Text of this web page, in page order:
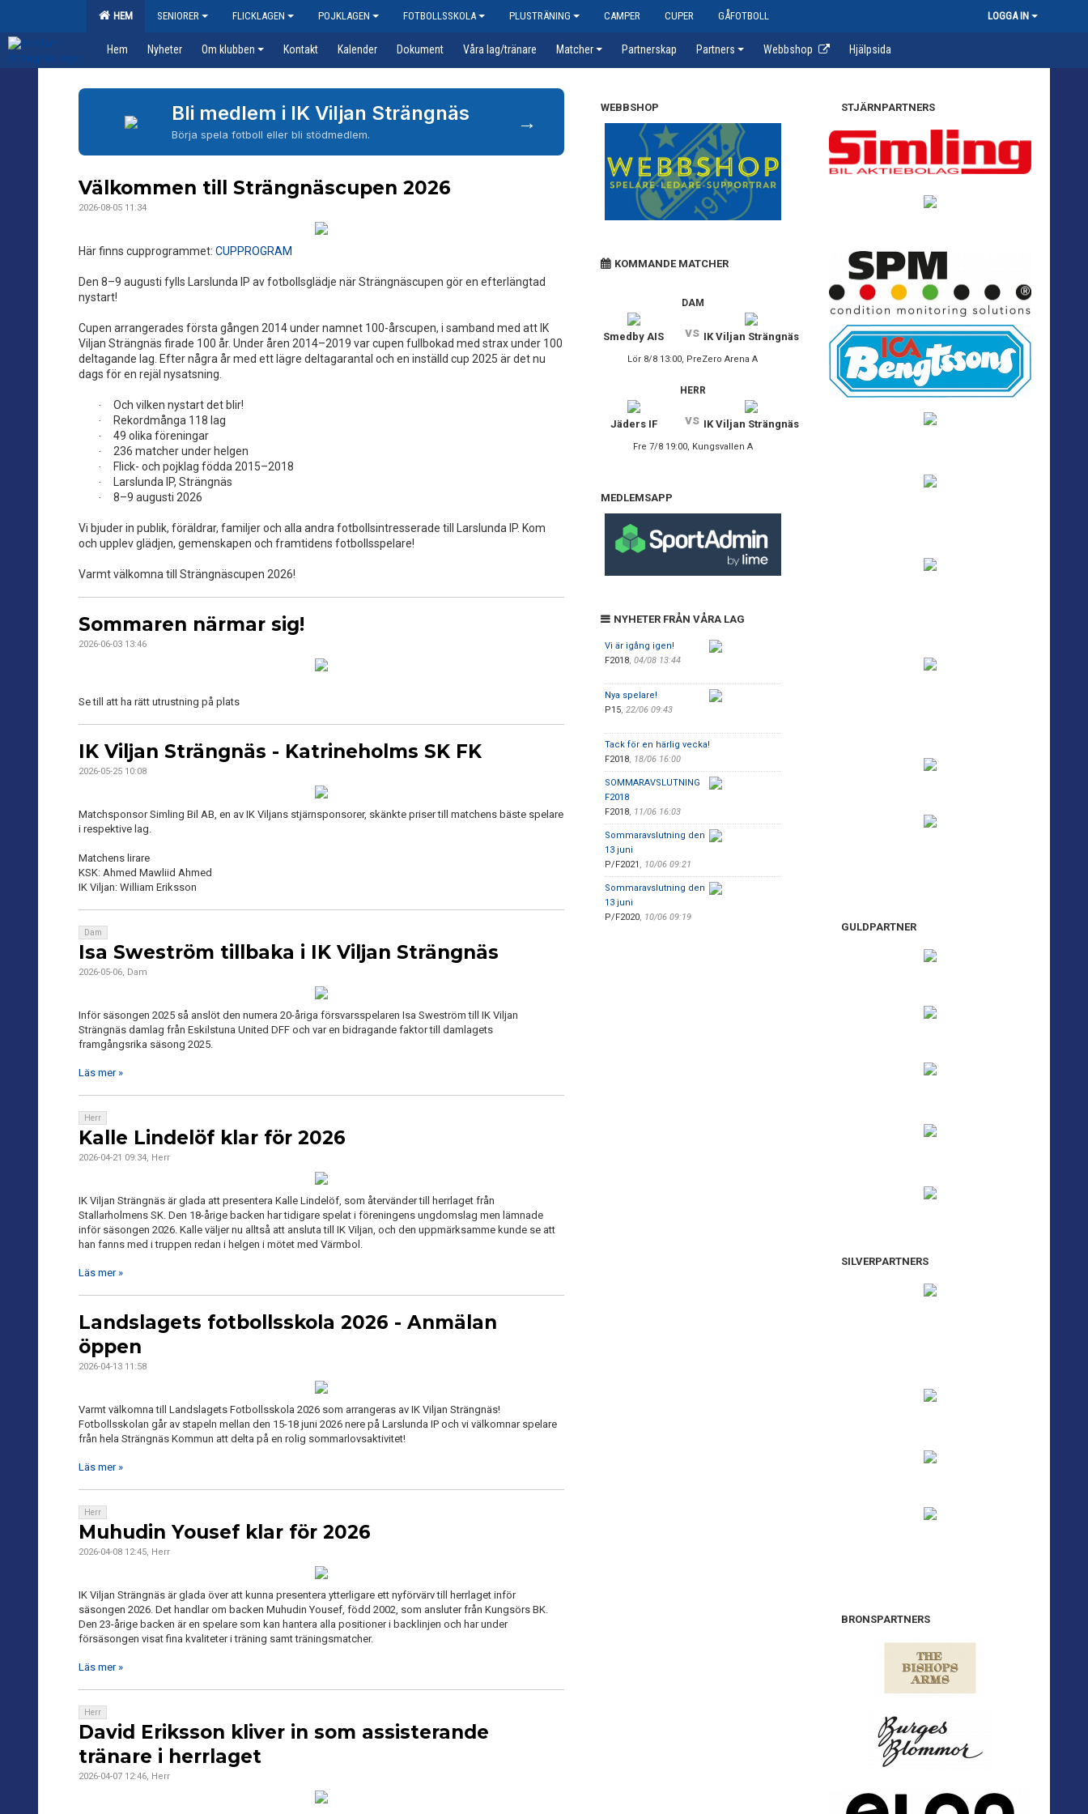
HEM SENIORER FLICKLAGEN POJKLAGEN FOTBOLLSSKOLA PLUSTRÄNING CAMPER CUPER GÅFOTBOLL LOGGA IN
Hem Nyheter Om klubben Kontakt Kalender Dokument Våra lag/tränare Matcher Partnerskap Partners Webbshop Hjälpsida
Bli medlem i IK Viljan Strängnäs
Börja spela fotboll eller bli stödmedlem.
→
Välkommen till Strängnäscupen 2026
2026-08-05 11:34
Här finns cupprogrammet: CUPPROGRAM
Den 8–9 augusti fylls Larslunda IP av fotbollsglädje när Strängnäscupen gör en efterlängtad
nystart!
Cupen arrangerades första gången 2014 under namnet 100-årscupen, i samband med att IK
Viljan Strängnäs firade 100 år. Under åren 2014–2019 var cupen fullbokad med strax under 100
deltagande lag. Efter några år med ett lägre deltagarantal och en inställd cup 2025 är det nu
dags för en rejäl nysatsning.
· Och vilken nystart det blir!
· Rekordmånga 118 lag
· 49 olika föreningar
· 236 matcher under helgen
· Flick- och pojklag födda 2015–2018
· Larslunda IP, Strängnäs
· 8–9 augusti 2026
Vi bjuder in publik, föräldrar, familjer och alla andra fotbollsintresserade till Larslunda IP. Kom
och upplev glädjen, gemenskapen och framtidens fotbollsspelare!
Varmt välkomna till Strängnäscupen 2026!
Sommaren närmar sig!
2026-06-03 13:46
Se till att ha rätt utrustning på plats
IK Viljan Strängnäs - Katrineholms SK FK
2026-05-25 10:08
Matchsponsor Simling Bil AB, en av IK Viljans stjärnsponsorer, skänkte priser till matchens bäste spelare
i respektive lag.
Matchens lirare
KSK: Ahmed Mawliid Ahmed
IK Viljan: William Eriksson
Dam
Isa Sweström tillbaka i IK Viljan Strängnäs
2026-05-06, Dam
Inför säsongen 2025 så anslöt den numera 20-åriga försvarsspelaren Isa Sweström till IK Viljan
Strängnäs damlag från Eskilstuna United DFF och var en bidragande faktor till damlagets
framgångsrika säsong 2025.
Läs mer »
Herr
Kalle Lindelöf klar för 2026
2026-04-21 09:34, Herr
IK Viljan Strängnäs är glada att presentera Kalle Lindelöf, som återvänder till herrlaget från
Stallarholmens SK. Den 18-årige backen har tidigare spelat i föreningens ungdomslag men lämnade
inför säsongen 2026. Kalle väljer nu alltså att ansluta till IK Viljan, och den uppmärksamme kunde se att
han fanns med i truppen redan i helgen i mötet med Värmbol.
Läs mer »
Landslagets fotbollsskola 2026 - Anmälan
öppen
2026-04-13 11:58
Varmt välkomna till Landslagets Fotbollsskola 2026 som arrangeras av IK Viljan Strängnäs!
Fotbollsskolan går av stapeln mellan den 15-18 juni 2026 nere på Larslunda IP och vi välkomnar spelare
från hela Strängnäs Kommun att delta på en rolig sommarlovsaktivitet!
Läs mer »
Herr
Muhudin Yousef klar för 2026
2026-04-08 12:45, Herr
IK Viljan Strängnäs är glada över att kunna presentera ytterligare ett nyförvärv till herrlaget inför
säsongen 2026. Det handlar om backen Muhudin Yousef, född 2002, som ansluter från Kungsörs BK.
Den 23-årige backen är en spelare som kan hantera alla positioner i backlinjen och har under
försäsongen visat fina kvaliteter i träning samt träningsmatcher.
Läs mer »
Herr
David Eriksson kliver in som assisterande
tränare i herrlaget
2026-04-07 12:46, Herr
WEBBSHOP
KOMMANDE MATCHER
DAM
Smedby AIS vs IK Viljan Strängnäs
Lör 8/8 13:00, PreZero Arena A
HERR
Jäders IF vs IK Viljan Strängnäs
Fre 7/8 19:00, Kungsvallen A
MEDLEMSAPP
NYHETER FRÅN VÅRA LAG
Vi är igång igen!
F2018, 04/08 13:44
Nya spelare!
P15, 22/06 09:43
Tack för en härlig vecka!
F2018, 18/06 16:00
SOMMARAVSLUTNING
F2018
F2018, 11/06 16:03
Sommaravslutning den
13 juni
P/F2021 , 10/06 09:21
Sommaravslutning den
13 juni
P/F2020, 10/06 09:19
STJÄRNPARTNERS
GULDPARTNER
SILVERPARTNERS
BRONSPARTNERS